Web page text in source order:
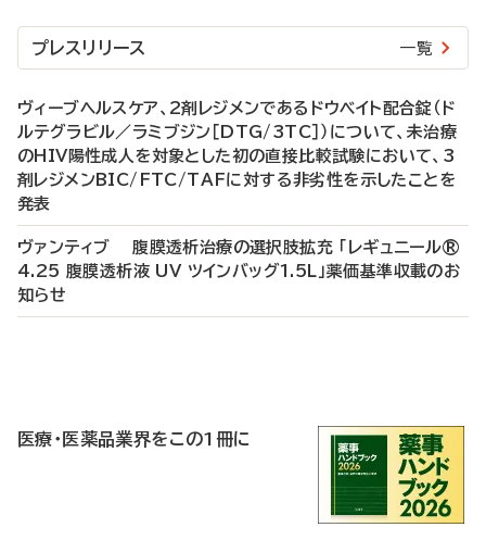
プレスリリース 一覧
ヴィーブヘルスケア、2剤レジメンであるドウベイト配合錠（ド
ルテグラビル／ラミブジン［DTG/3TC］）について、未治療
のHIV陽性成人を対象とした初の直接比較試験において、3
剤レジメンBIC/FTC/TAFに対する非劣性を示したことを
発表
ヴァンティブ 腹膜透析治療の選択肢拡充 「レギュニール®
4.25 腹膜透析液 UV ツインバッグ1.5L」薬価基準収載のお
知らせ
医療・医薬品業界をこの1冊に